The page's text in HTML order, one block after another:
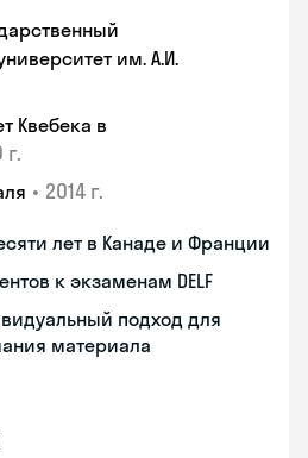
им. А.И.
Квебека в
г.
• 2014 г.
лет в Канаде и Франции
к экзаменам DELF
подход для
материала